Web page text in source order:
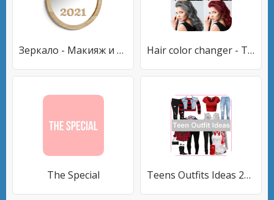
Зеркало - Макияж и Бритье Hair color changer - Try different hair colors
The Special Teens Outfits Ideas 2021